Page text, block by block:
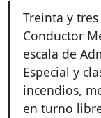
Treinta y
Conductor
escala de
Especial y
incendios,
en turno